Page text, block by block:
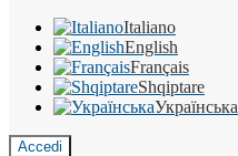
Italiano
English
Français
Shqiptare
Українська
Accedi